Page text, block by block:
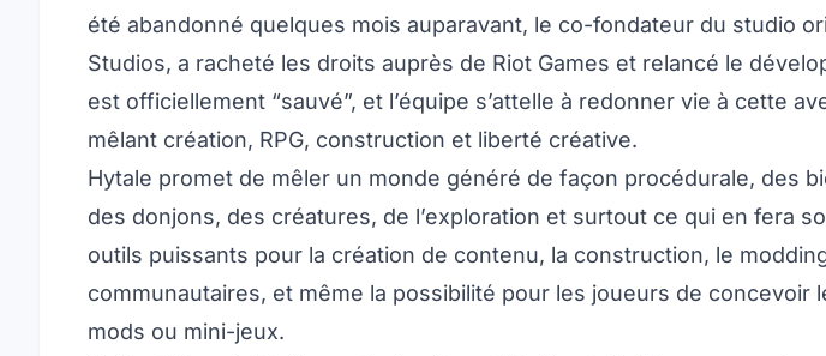
été abandonné quelques mois auparavant, le co-fondateur du studio
Studios, a racheté les droits auprès de Riot Games et relancé le
est officiellement “sauvé”, et l’équipe s’attelle à redonner vie à cette
mêlant création, RPG, construction et liberté créative.
Hytale promet de mêler un monde généré de façon procédurale, des
des donjons, des créatures, de l’exploration et surtout ce qui en fera
outils puissants pour la création de contenu, la construction, le
communautaires, et même la possibilité pour les joueurs de concevoir
mods ou mini-jeux.